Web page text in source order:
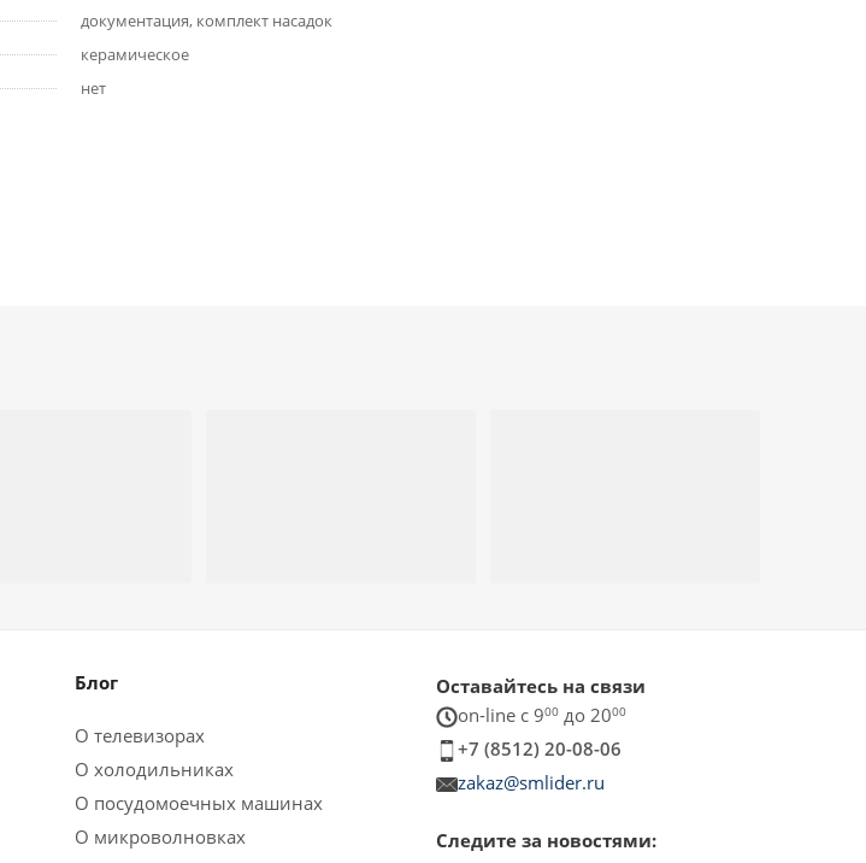
документация, комплект насадок
керамическое
нет
Блог
О телевизорах
О холодильниках
О посудомоечных машинах
О микроволновках
Оставайтесь на связи
on-line c 900 до 2000
+7 (8512) 20-08-06
zakaz@smlider.ru
Следите за новостями: